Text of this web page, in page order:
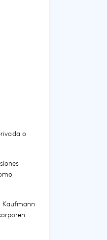
o
Kaufmann